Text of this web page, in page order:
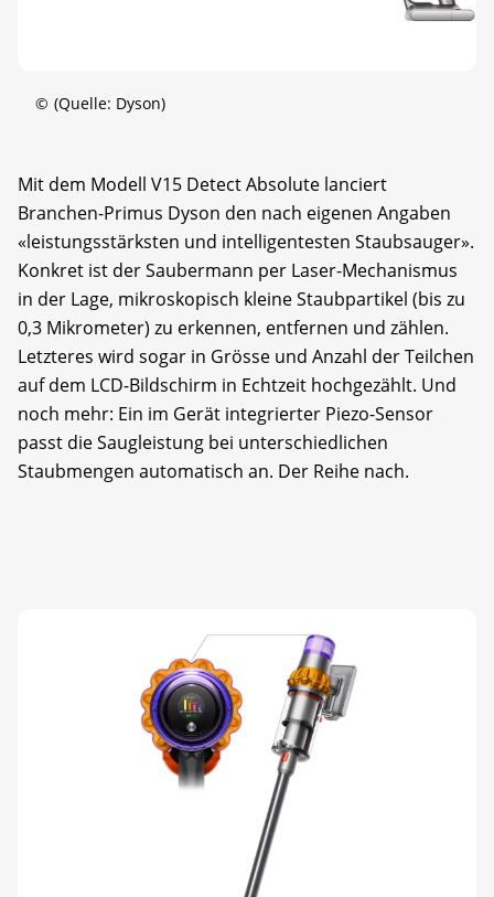
© (Quelle: Dyson)
Mit dem Modell V15 Detect Absolute lanciert
Branchen-Primus Dyson den nach eigenen Angaben
«leistungsstärksten und intelligentesten Staubsauger».
Konkret ist der Saubermann per Laser-Mechanismus
in der Lage, mikroskopisch kleine Staubpartikel (bis zu
0,3 Mikrometer) zu erkennen, entfernen und zählen.
Letzteres wird sogar in Grösse und Anzahl der Teilchen
auf dem LCD-Bildschirm in Echtzeit hochgezählt. Und
noch mehr: Ein im Gerät integrierter Piezo-Sensor
passt die Saugleistung bei unterschiedlichen
Staubmengen automatisch an. Der Reihe nach.